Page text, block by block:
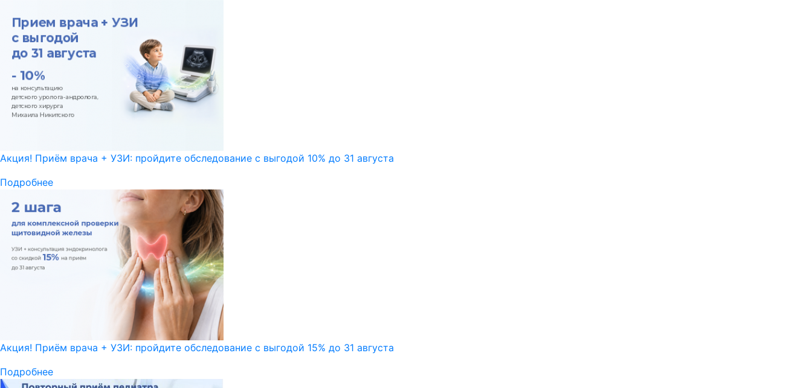
Акция! Приём врача + УЗИ: пройдите обследование с выгодой 10% до 31 августа
Подробнее
Акция! Приём врача + УЗИ: пройдите обследование с выгодой 15% до 31 августа
Подробнее